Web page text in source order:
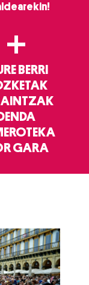
+
BERRI
DENDA
GARA